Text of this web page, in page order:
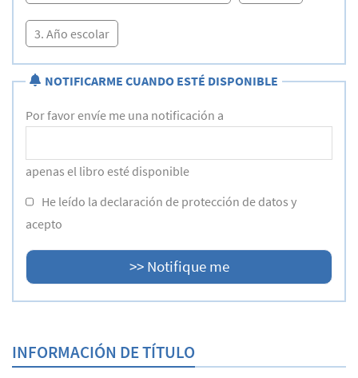
3. Año escolar
NOTIFICARME CUANDO ESTÉ DISPONIBLE
Por favor envíe me una notificación a
apenas el libro esté disponible
He leído la declaración de protección de datos y
acepto
INFORMACIÓN DE TÍTULO